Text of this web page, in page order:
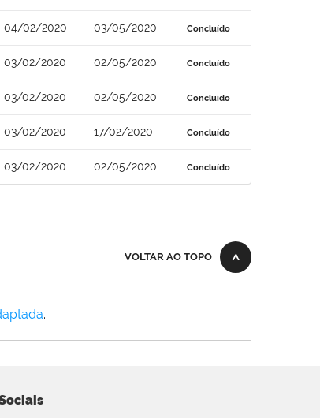
04/02/2020 03/05/2020 Concluído
03/02/2020 02/05/2020 Concluído
03/02/2020 02/05/2020 Concluído
03/02/2020 17/02/2020 Concluído
03/02/2020 02/05/2020 Concluído
VOLTAR AO TOPO
.